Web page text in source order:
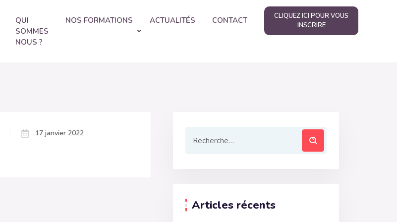
QUI
SOMMES
NOUS ?
NOS FORMATIONS ACTUALITÉS CONTACT
CLIQUEZ ICI POUR VOUS
INSCRIRE
17 janvier 2022
Articles récents